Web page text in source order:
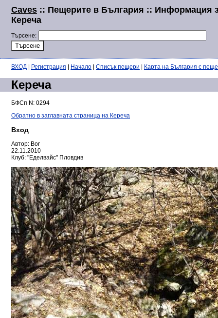
Caves :: Пещерите в България :: Информация
Кереча
Търсене:
ВХОД Регистрация Начало Списък пещери Карта на България с
Кереча
БФСп N: 0294
Обратно в заглавната страница на Кереча
Вход
Автор: Bor
22.11.2010
Клуб: "Еделвайс" Пловдив